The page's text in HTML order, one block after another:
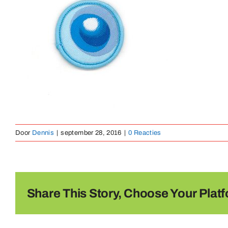
Door Dennis september 28, 2016 0 Reacties
Share This Story, Choose Your